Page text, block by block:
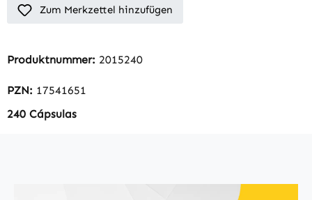
Zum Merkzettel hinzufügen
Produktnummer: 2015240
PZN: 17541651
240 Cápsulas